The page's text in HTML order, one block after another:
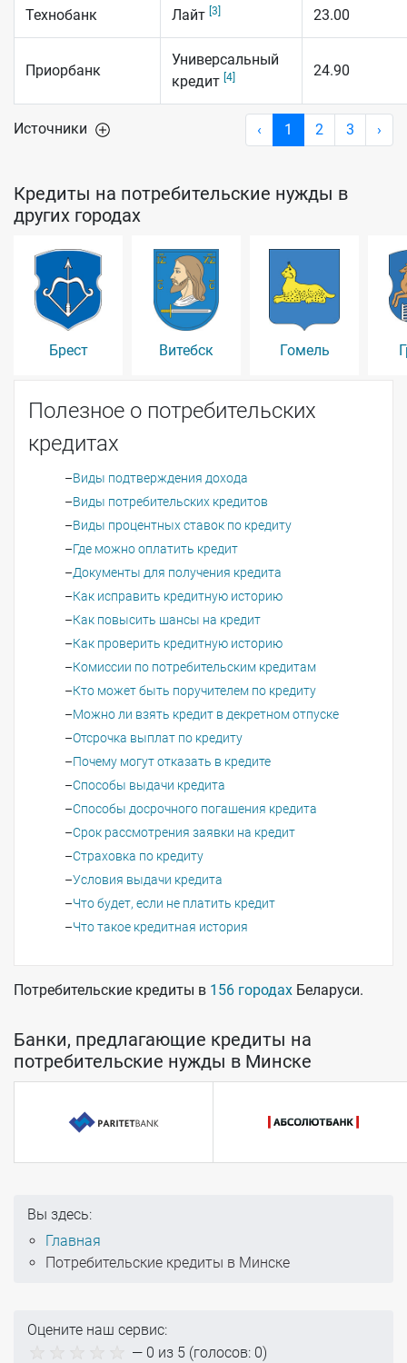
Технобанк Лайт [3] 23.00
Приорбанк
Универсальный
кредит [4] 24.90
‹ 1 2 3 ›
Источники
Кредиты на потребительские нужды в
других городах
Брест Витебск Гомель
Полезное о потребительских
кредитах
Виды подтверждения дохода
Виды потребительских кредитов
Виды процентных ставок по кредиту
Где можно оплатить кредит
Документы для получения кредита
Как исправить кредитную историю
Как повысить шансы на кредит
Как проверить кредитную историю
Комиссии по потребительским кредитам
Кто может быть поручителем по кредиту
Можно ли взять кредит в декретном отпуске
Отсрочка выплат по кредиту
Почему могут отказать в кредите
Способы выдачи кредита
Способы досрочного погашения кредита
Срок рассмотрения заявки на кредит
Страховка по кредиту
Условия выдачи кредита
Что будет, если не платить кредит
Что такое кредитная история
Потребительские кредиты в 156 городах Беларуси.
Банки, предлагающие кредиты на
потребительские нужды в Минске
Вы здесь:
Главная
Потребительские кредиты в Минске
Оцените наш сервис:
— 0 из 5 (голосов: 0)